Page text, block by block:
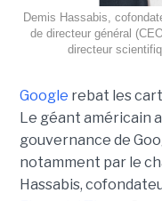
Demis Hassabis,
de directeur général
directeur
Google rebat les
Le géant américain
gouvernance de
notamment par le
Hassabis,